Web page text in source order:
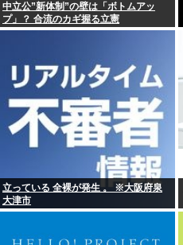
中立公”新体制”の壁は「ボトムアッ
プ」？ 合流のカギ握る立憲
立っている 全裸が発生 。 ※大阪府泉
大津市